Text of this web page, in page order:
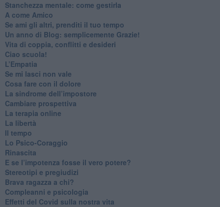
​Stanchezza mentale: come gestirla
​A come Amico
​Se ami gli altri, prenditi il tuo tempo
​Un anno di Blog: semplicemente Grazie!
​Vita di coppia, conflitti e desideri
​Ciao scuola!
​L’Empatia
​Se mi lasci non vale
Cosa fare con il dolore
​La sindrome dell’impostore
​Cambiare prospettiva
La terapia online
La libertà
​Il tempo
​Lo Psico-Coraggio
Rinascita
​E se l’impotenza fosse il vero potere?
Stereotipi e pregiudizi
​Brava ragazza a chi?
​Compleanni e psicologia
Effetti del Covid sulla nostra vita